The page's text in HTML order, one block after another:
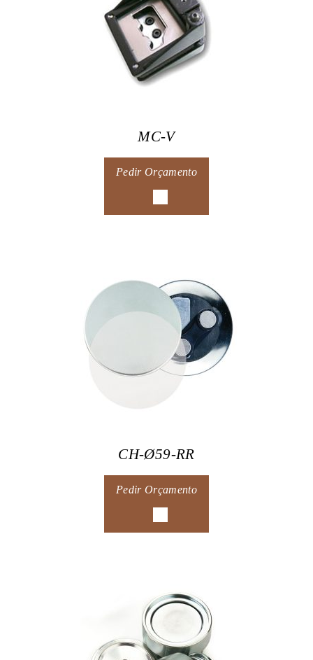
MC-V
Pedir Orçamento
CH-Ø59-RR
Pedir Orçamento